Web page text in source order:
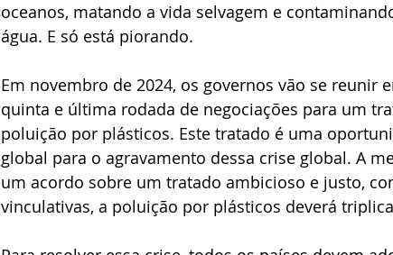
oceanos, matando a vida selvagem e
água. E só está piorando.
Em novembro de 2024, os governos vão se reunir
quinta e última rodada de negociações para um
poluição por plásticos. Este tratado é uma
global para o agravamento dessa crise global. A
um acordo sobre um tratado ambicioso e justo,
vinculativas, a poluição por plásticos deverá